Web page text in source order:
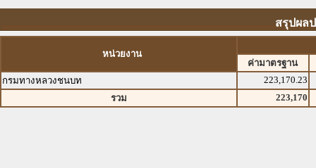
สรุปผล
หน่วยงาน
ค่ามาตรฐาน
กรมทางหลวงชนบท
223,170.23
รวม
223,170